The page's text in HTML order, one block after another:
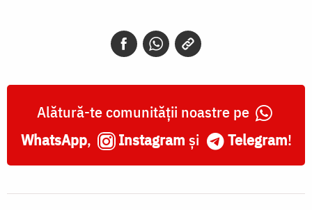
Alătură-te comunității noastre pe
WhatsApp, Instagram și Telegram!